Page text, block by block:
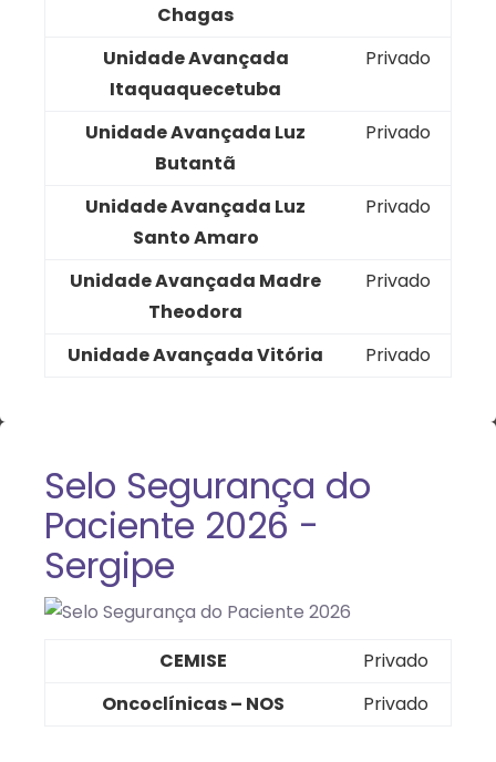
Chagas
Unidade Avançada
Itaquaquecetuba
Privado
Unidade Avançada Luz
Butantã
Privado
Unidade Avançada Luz
Santo Amaro
Privado
Unidade Avançada Madre
Theodora
Privado
Unidade Avançada Vitória Privado
Selo Segurança do
Paciente 2026 -
Sergipe
CEMISE
Privado
Oncoclínicas – NOS
Privado